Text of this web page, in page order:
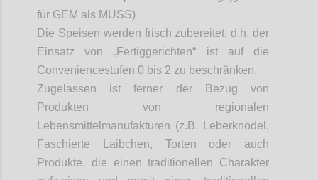
für GEM als MUSS)
Die Speisen werden frisch zubereitet, d.h. der
Einsatz von „Fertiggerichten“ ist auf die
Conveniencestufen 0 bis 2 zu beschränken.
Zugelassen ist ferner der Bezug von
Produkten von regionalen
Lebensmittelmanufakturen (z.B. Leberknödel,
Faschierte Laibchen, Torten oder auch
Produkte, die einen traditionellen Charakter